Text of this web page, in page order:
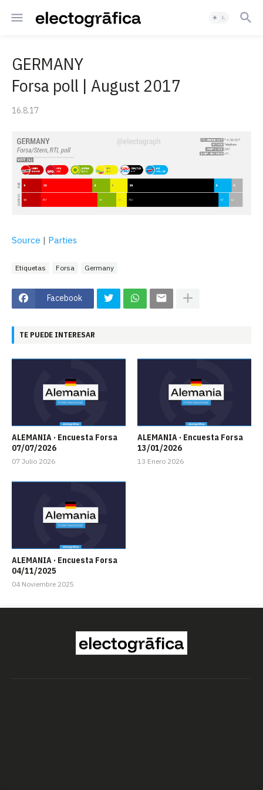
GERMANY
Forsa poll | August 2017
16.8.17
Source | Parties
Etiquetas Forsa Germany
Facebook
TE PUEDE INTERESAR
ALEMANIA · Encuesta Forsa
07/07/2026
07 Julio 2026
ALEMANIA · Encuesta Forsa
13/01/2026
13 Enero 2026
ALEMANIA · Encuesta Forsa
04/11/2025
04 Noviembre 2025